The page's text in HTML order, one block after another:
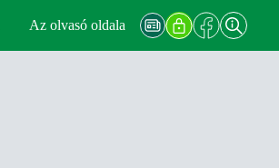
Az olvasó oldala